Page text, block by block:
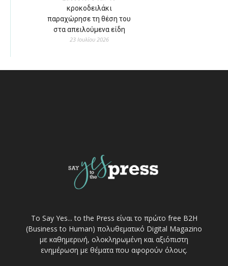
κροκοδειλάκι
παραχώρησε τη θέση του
στα απειλούμενα είδη
23 Ιουλίου 2026
Το Say Yes... to the Press είναι το πρώτο free Β2Η
(Business to Human) πολυθεματικό Digital Magazino
με καθημερινή, ολοκληρωμένη και αξιόπιστη
ενημέρωση με θέματα που αφορούν όλους.